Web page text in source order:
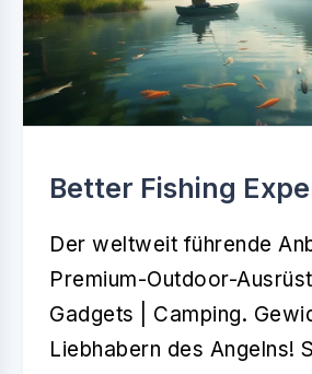
Better Fishing
Der weltweit führende
Premium-Outdoor-
Gadgets | Camping.
Liebhabern des Angelns!